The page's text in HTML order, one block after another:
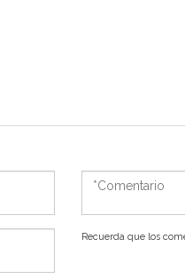
*Comentario
Recuerda que los